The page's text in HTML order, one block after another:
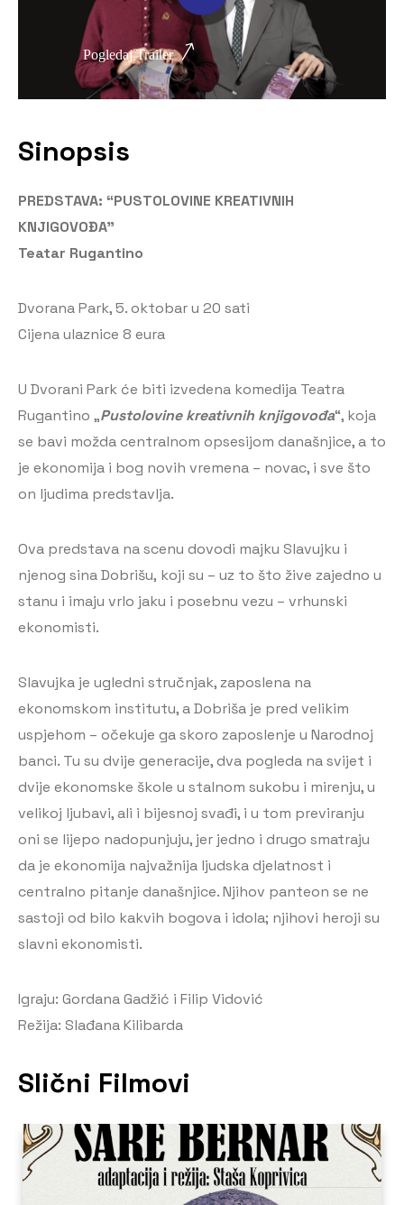
Pogledaj Trailer
Sinopsis
PREDSTAVA: “PUSTOLOVINE KREATIVNIH
KNJIGOVOĐA”
Teatar Rugantino
Dvorana Park, 5. oktobar u 20 sati
Cijena ulaznice 8 eura
U Dvorani Park će biti izvedena komedija Teatra
Rugantino „Pustolovine kreativnih knjigovođa“, koja
se bavi možda centralnom opsesijom današnjice, a to
je ekonomija i bog novih vremena – novac, i sve što
on ljudima predstavlja.
Ova predstava na scenu dovodi majku Slavujku i
njenog sina Dobrišu, koji su – uz to što žive zajedno u
stanu i imaju vrlo jaku i posebnu vezu – vrhunski
ekonomisti.
Slavujka je ugledni stručnjak, zaposlena na
ekonomskom institutu, a Dobriša je pred velikim
uspjehom – očekuje ga skoro zaposlenje u Narodnoj
banci. Tu su dvije generacije, dva pogleda na svijet i
dvije ekonomske škole u stalnom sukobu i mirenju, u
velikoj ljubavi, ali i bijesnoj svađi, i u tom previranju
oni se lijepo nadopunjuju, jer jedno i drugo smatraju
da je ekonomija najvažnija ljudska djelatnost i
centralno pitanje današnjice. Njihov panteon se ne
sastoji od bilo kakvih bogova i idola; njihovi heroji su
slavni ekonomisti.
Igraju: Gordana Gadžić i Filip Vidović
Režija: Slađana Kilibarda
Slični Filmovi